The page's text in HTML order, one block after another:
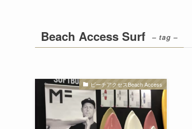
Beach Access Surf – tag –
ビーチアクセスBeach Access